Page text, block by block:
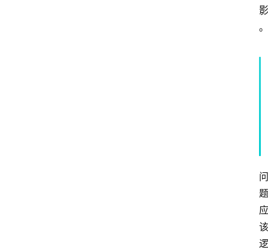
影
。
问
题
应
该
逻